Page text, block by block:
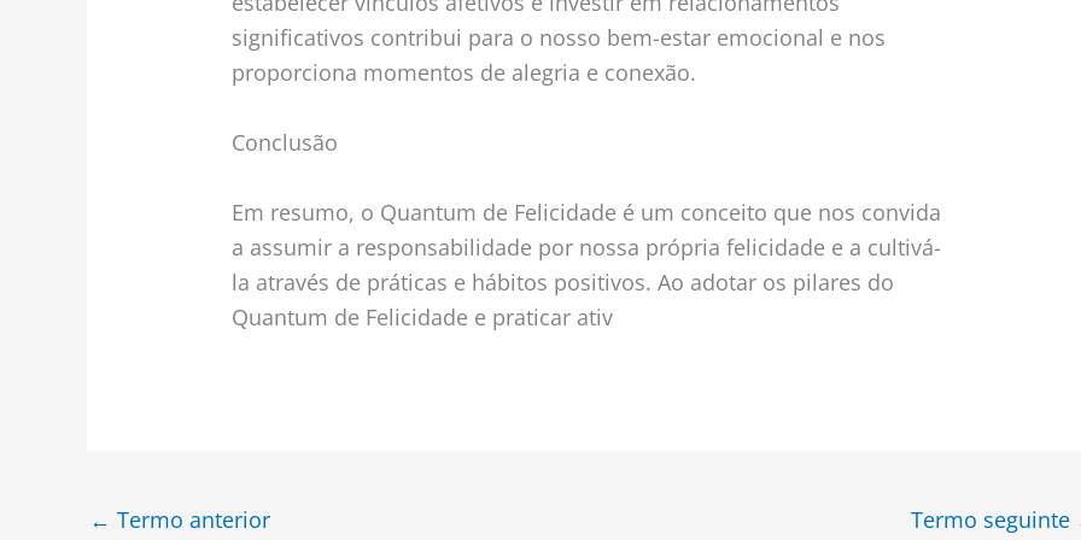
significativos contribui para o nosso bem-estar emocional e nos
proporciona momentos de alegria e conexão.
Conclusão
Em resumo, o Quantum de Felicidade é um conceito que nos convida
a assumir a responsabilidade por nossa própria felicidade e a cultivá-
la através de práticas e hábitos positivos. Ao adotar os pilares do
Quantum de Felicidade e praticar ativ
← Termo anterior Termo seguinte